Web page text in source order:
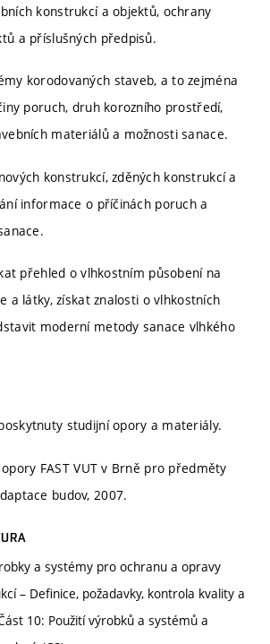
konstrukcí a objektů, ochrany
a příslušných předpisů.
korodovaných staveb, a to zejména
poruch, druh korozního prostředí,
materiálů a možnosti sanace.
konstrukcí, zděných konstrukcí a
informace o příčinách poruch a
přehled o vlhkostním působení na
a látky, získat znalosti o vlhkostních
moderní metody sanace vlhkého
studijní opory a materiály.
opory FAST VUT v Brně pro předměty
budov, 2007.
a systémy pro ochranu a opravy
– Definice, požadavky, kontrola kvality a
10: Použití výrobků a systémů a